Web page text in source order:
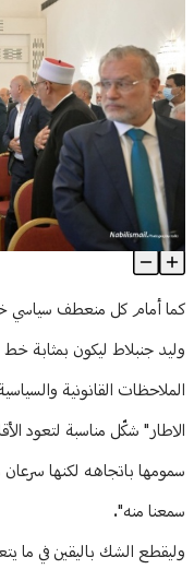
ثقافة ومجتمع
منوعات
ابحث
هل ينفّذ ترامب تهديداته
Article Content
كما أمام كل منعطف سياسي
وليد جنبلاط ليكون بمثابة خط
الملاحظات القانونية
الاطار" شكّل مناسبة لتعود
سمومها باتجاهه لكنها سرعان
سمعنا منه".
وليقطع الشك باليقين في ما